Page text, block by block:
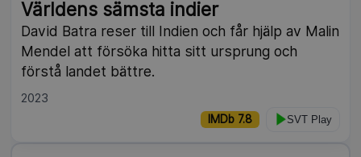
Världens sämsta indier
David Batra reser till Indien och får hjälp av Malin
Mendel att försöka hitta sitt ursprung och
förstå landet bättre.
2023
IMDb 7.8 SVT Play